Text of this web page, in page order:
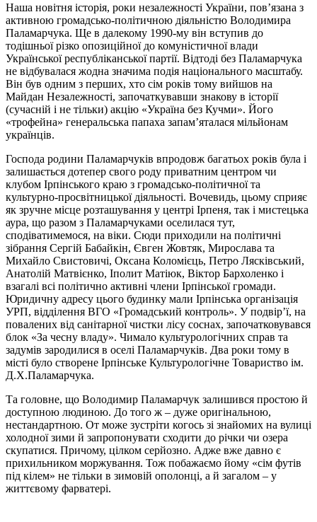
Наша новітня історія, роки незалежності України, пов’язана з
активною громадсько-політичною діяльністю Володимира
Паламарчука. Ще в далекому 1990-му він вступив до
тодішньої різко опозиційної до комуністичної влади
Української республіканської партії. Відтоді без Паламарчука
не відбувалася жодна значима подія національного масштабу.
Він був одним з перших, хто сім років тому вийшов на
Майдан Незалежності, започаткувавши знакову в історії
(сучасній і не тільки) акцію «Україна без Кучми». Його
«трофейна» генеральська папаха запам’яталася мільйонам
українців.
Господа родини Паламарчуків впродовж багатьох років була і
залишається дотепер свого роду приватним центром чи
клубом Ірпінського краю з громадсько-політичної та
культурно-просвітницької діяльності. Вочевидь, цьому сприяє
як зручне місце розташування у центрі Ірпеня, так і мистецька
аура, що разом з Паламарчуками оселилася тут,
сподіватимемося, на віки. Сюди приходили на політичні
зібрання Сергій Бабайкін, Євген Жовтяк, Мирослава та
Михайло Свистовичі, Оксана Коломієць, Петро Лясківський,
Анатолій Матвієнко, Іполит Матіюк, Віктор Бархоленко і
взагалі всі політично активні члени Ірпінської громади.
Юридичну адресу цього будинку мали Ірпінська організація
УРП, відділення ВГО «Громадський контроль». У подвір’ї, на
повалених від санітарної чистки лісу соснах, започатковувався
блок «За чесну владу». Чимало культурологічних справ та
задумів зародилися в оселі Паламарчуків. Два роки тому в
місті було створене Ірпінське Культурологічне Товариство ім.
Д.Х.Паламарчука.
Та головне, що Володимир Паламарчук залишився простою й
доступною людиною. До того ж – дуже оригінальною,
нестандартною. От може зустріти когось зі знайомих на вулиці
холодної зими й запропонувати сходити до річки чи озера
скупатися. Причому, цілком серйозно. Адже вже давно є
прихильником моржування. Тож побажаємо йому «сім футів
під кілем» не тільки в зимовій ополонці, а й загалом – у
життєвому фарватері.